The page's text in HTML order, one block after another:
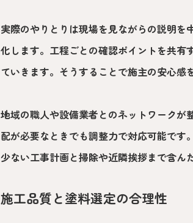
実際のやりとりは現場を見ながらの説明
化します。工程ごとの確認ポイントを共有
ていきます。そうすることで施主の安心感
地域の職人や設備業者とのネットワーク
配が必要なときでも調整力で対応可能で
少ない工事計画と掃除や近隣挨拶まで含ん
施工品質と塗料選定の合理性